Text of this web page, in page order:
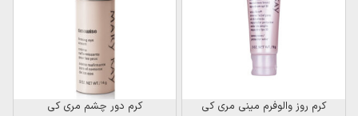
کرم روز والوفرم مینی مری کی کرم دور چشم مری کی